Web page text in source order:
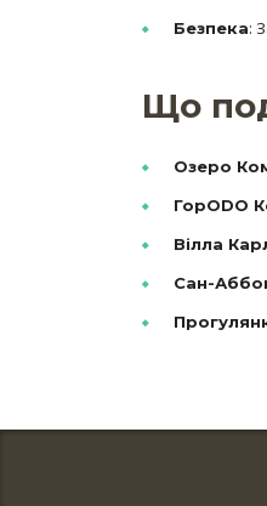
Безпека:
Що
Озеро
ГорODO
Вілла
Сан-